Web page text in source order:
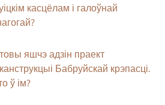
касцёлам і галоўнай
яшчэ адзін праект
Бабруйскай крэпасці.
ў ім?